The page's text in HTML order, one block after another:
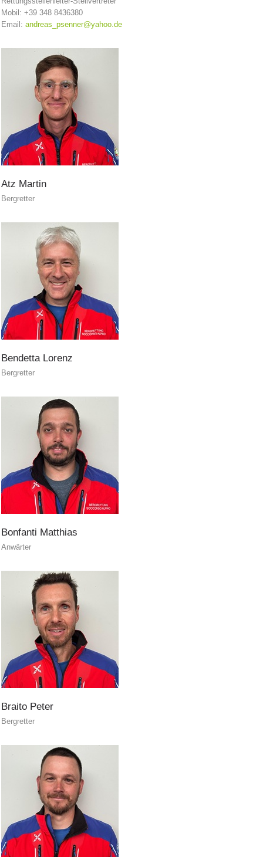
Contatti
Attuali
DIVENTARE VOLONTARI
Mobil: +39 348 8436380
Email: andreas_psenner@yahoo.de
Atz Martin
Bergretter
Bendetta Lorenz
Bergretter
Bonfanti Matthias
Anwärter
Braito Peter
Bergretter